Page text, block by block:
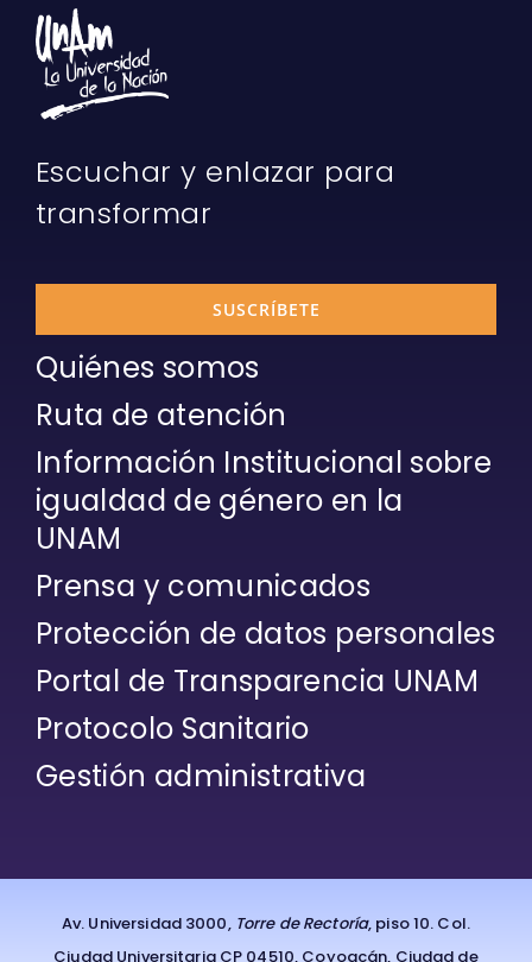
Escuchar y enlazar para
transformar
SUSCRÍBETE
Quiénes somos
Ruta de atención
Información Institucional sobre
igualdad de género en la
UNAM
Prensa y comunicados
Protección de datos personales
Portal de Transparencia UNAM
Protocolo Sanitario
Gestión administrativa
Av. Universidad 3000, Torre de Rectoría, piso 10. Col.
Ciudad Universitaria CP 04510, Coyoacán, Ciudad de